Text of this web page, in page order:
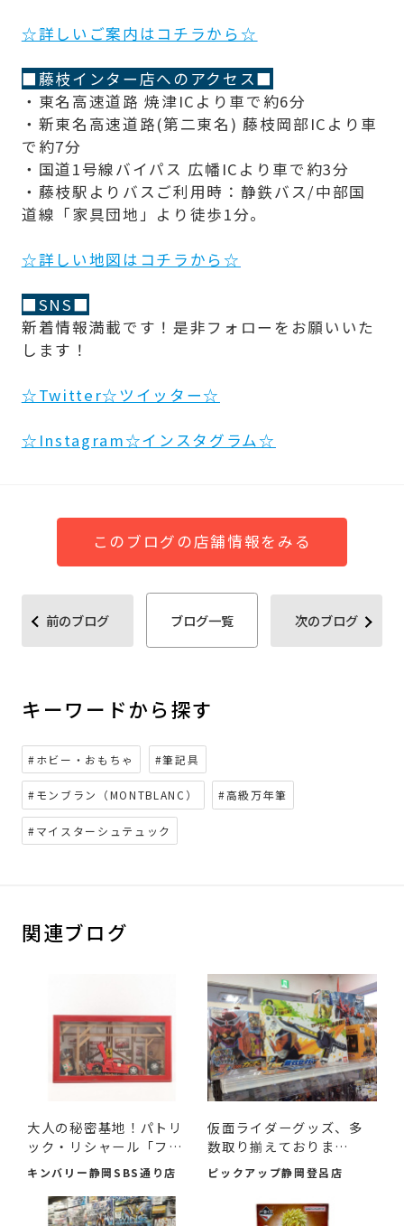
☆詳しいご案内はコチラから☆
■藤枝インター店へのアクセス■
・東名高速道路 焼津ICより車で約6分
・新東名高速道路(第二東名) 藤枝岡部ICより車
で約7分
・国道1号線バイパス 広幡ICより車で約3分
・藤枝駅よりバスご利用時：静鉄バス/中部国
道線「家具団地」より徒歩1分。
☆詳しい地図はコチラから☆
■SNS■
新着情報満載です！是非フォローをお願いいた
します！
☆Twitter☆ツイッター☆
☆Instagram☆インスタグラム☆
このブログの店舗情報をみる
前のブログ ブログ一覧 次のブログ
キーワードから探す
#ホビー・おもちゃ #筆記具
#モンブラン（MONTBLANC） #高級万年筆
#マイスターシュテュック
関連ブログ
大人の秘密基地！パトリ
ック・リシャール「フェ
ラ...
キンバリー静岡SBS通り店
仮面ライダーグッズ、多
数取り揃えておりま
す！！
ピックアップ静岡登呂店